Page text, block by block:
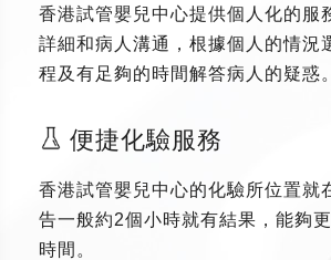
香港試管嬰兒中心提供個人化的服
詳細和病人溝通，根據個人的情況
程及有足夠的時間解答病人的疑惑。
便捷化驗服務
香港試管嬰兒中心的化驗所位置就
告一般約2個小時就有結果，能夠
時間。